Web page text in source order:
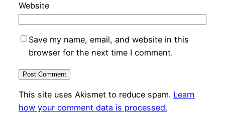
Website
Save my name, email, and website in this
browser for the next time I comment.
This site uses Akismet to reduce spam. Learn
how your comment data is processed.